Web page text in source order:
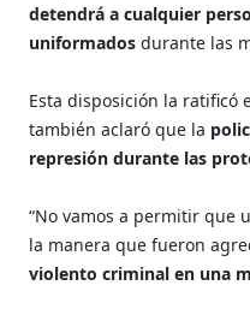
detendrá a cualquier
uniformados durante las
Esta disposición la
también aclaró que la
represión durante las
“No vamos a permitir que
la manera que fueron
violento criminal en una